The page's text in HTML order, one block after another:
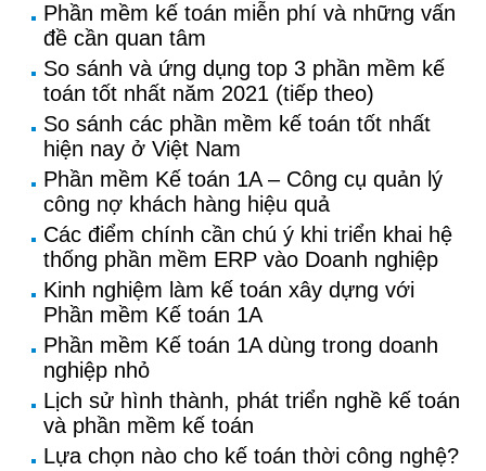
Phần mềm kế toán miễn phí và những vấn
đề cần quan tâm
So sánh và ứng dụng top 3 phần mềm kế
toán tốt nhất năm 2021 (tiếp theo)
So sánh các phần mềm kế toán tốt nhất
hiện nay ở Việt Nam
Phần mềm Kế toán 1A – Công cụ quản lý
công nợ khách hàng hiệu quả
Các điểm chính cần chú ý khi triển khai hệ
thống phần mềm ERP vào Doanh nghiệp
Kinh nghiệm làm kế toán xây dựng với
Phần mềm Kế toán 1A
Phần mềm Kế toán 1A dùng trong doanh
nghiệp nhỏ
Lịch sử hình thành, phát triển nghề kế toán
và phần mềm kế toán
Lựa chọn nào cho kế toán thời công nghệ?